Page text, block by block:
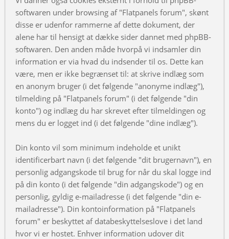
softwaren under browsing af "Flatpanels forum", skønt
disse er udenfor rammerne af dette dokument, der
alene har til hensigt at dække sider dannet med phpBB-
softwaren. Den anden måde hvorpå vi indsamler din
information er via hvad du indsender til os. Dette kan
være, men er ikke begrænset til: at skrive indlæg som
en anonym bruger (i det følgende "anonyme indlæg"),
tilmelding på "Flatpanels forum" (i det følgende "din
konto") og indlæg du har skrevet efter tilmeldingen og
mens du er logget ind (i det følgende "dine indlæg").
Din konto vil som minimum indeholde et unikt
identificerbart navn (i det følgende "dit brugernavn"), en
personlig adgangskode til brug for når du skal logge ind
på din konto (i det følgende "din adgangskode") og en
personlig, gyldig e-mailadresse (i det følgende "din e-
mailadresse"). Din kontoinformation på "Flatpanels
forum" er beskyttet af databeskyttelseslove i det land
hvor vi er hostet. Enhver information udover dit